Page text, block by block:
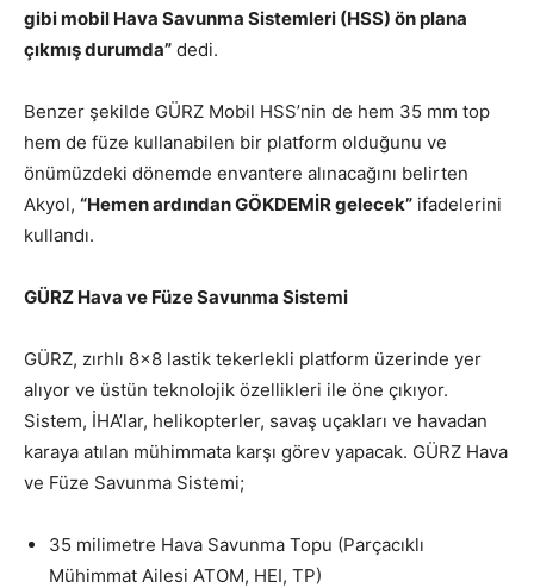
gibi mobil Hava Savunma Sistemleri (HSS) ön plana
çıkmış durumda” dedi.
Benzer şekilde GÜRZ Mobil HSS’nin de hem 35 mm top
hem de füze kullanabilen bir platform olduğunu ve
önümüzdeki dönemde envantere alınacağını belirten
Akyol, “Hemen ardından GÖKDEMİR gelecek” ifadelerini
kullandı.
GÜRZ Hava ve Füze Savunma Sistemi
GÜRZ, zırhlı 8×8 lastik tekerlekli platform üzerinde yer
alıyor ve üstün teknolojik özellikleri ile öne çıkıyor.
Sistem, İHA’lar, helikopterler, savaş uçakları ve havadan
karaya atılan mühimmata karşı görev yapacak. GÜRZ Hava
ve Füze Savunma Sistemi;
35 milimetre Hava Savunma Topu (Parçacıklı
Mühimmat Ailesi ATOM, HEI, TP)